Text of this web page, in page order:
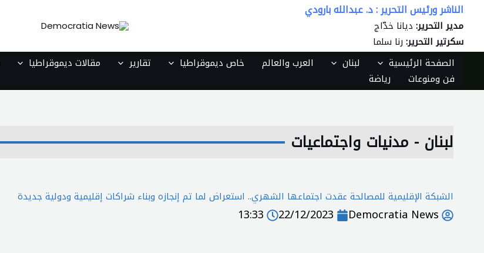
تخطي
المحتوى
الناشر ورئيس التحرير : د. عبدالله بارودي
مدير التحرير: ديانا خدّاج
سكرتير التحرير: رنا سلما
الصفحة الرئيسية لبنان العرب والعالم خاص ديموقراطيا تقارير مقالات ديموقراطيا
فن ومنوعات
رياضة
لبنان - مدنيات واجتماعيات
الشبكة الإقليمية للمصالحة عقدت اجتماعها الشهري.. استعراض لما تم إنجازه وبناء شراكات إقليمية ودولية جديدة
Democratia News
22/12/2023
13:33